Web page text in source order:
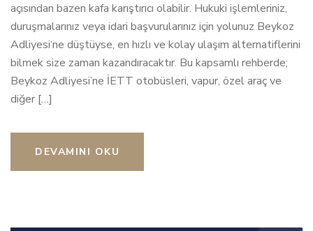
açısından bazen kafa karıştırıcı olabilir. Hukuki işlemleriniz,
duruşmalarınız veya idari başvurularınız için yolunuz Beykoz
Adliyesi‘ne düştüyse, en hızlı ve kolay ulaşım alternatiflerini
bilmek size zaman kazandıracaktır. Bu kapsamlı rehberde;
Beykoz Adliyesi’ne İETT otobüsleri, vapur, özel araç ve
diğer […]
DEVAMINI OKU